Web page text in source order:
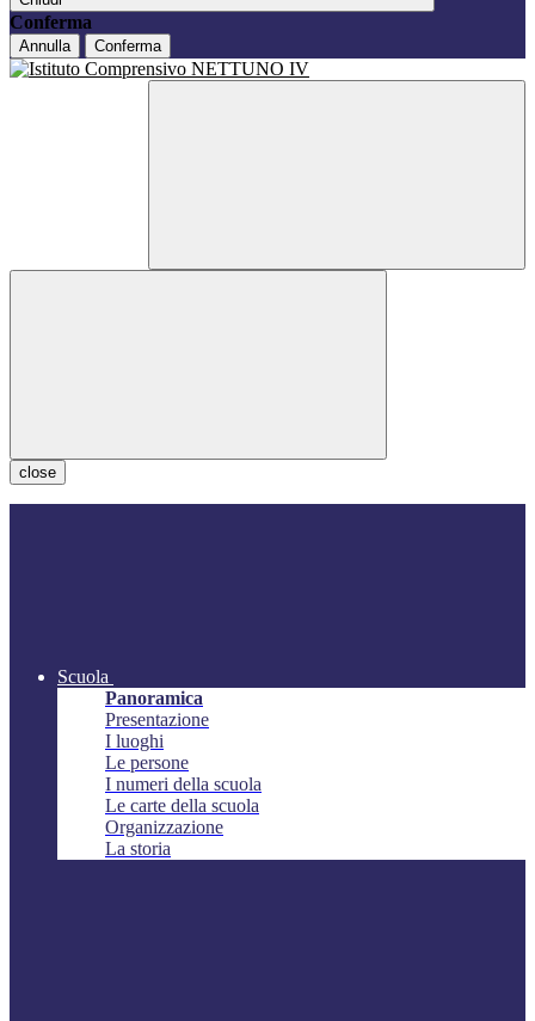
Conferma
Annulla Conferma
close
Scuola
Panoramica
Presentazione
I luoghi
Le persone
I numeri della scuola
Le carte della scuola
Organizzazione
La storia